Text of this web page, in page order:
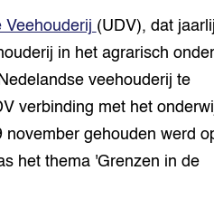
Veehouderij (UDV), dat
in het agrarisch
veehouderij te
verbinding met het
gehouden werd
het thema 'Grenzen in de